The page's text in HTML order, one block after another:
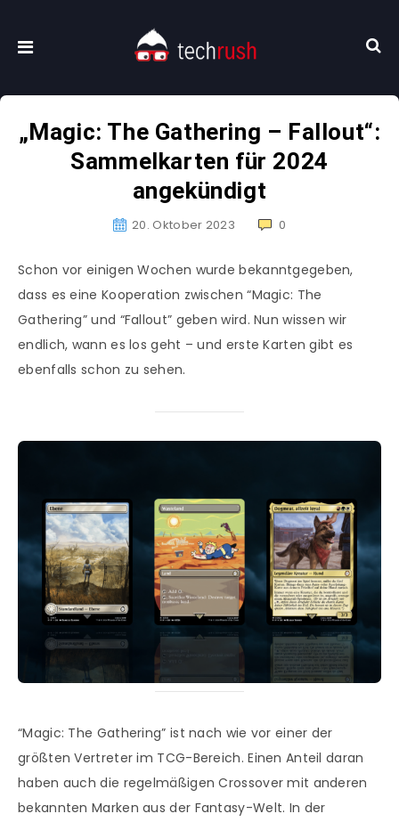
„Magic: The Gathering – Fallout“:
Sammelkarten für 2024
angekündigt
20. Oktober 2023 0
Schon vor einigen Wochen wurde bekanntgegeben,
dass es eine Kooperation zwischen “Magic: The
Gathering” und “Fallout” geben wird. Nun wissen wir
endlich, wann es los geht – und erste Karten gibt es
ebenfalls schon zu sehen.
“Magic: The Gathering” ist nach wie vor einer der
größten Vertreter im TCG-Bereich. Einen Anteil daran
haben auch die regelmäßigen Crossover mit anderen
bekannten Marken aus der Fantasy-Welt. In der